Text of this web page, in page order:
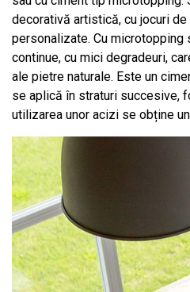
decorativă artistică, cu jocuri
personalizate. Cu
continue, cu mici degradeuri,
ale pietre naturale. Este un
se aplică în straturi succesive,
utilizarea unor acizi se obține